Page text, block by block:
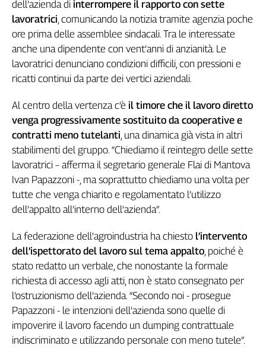
sangue
ragione
120
anni
Cgil
Academy
Collettiva
Rubriche
Collettiva
Talk
La
settimana
Collettiva
Girasoli
Economica
Tech
It
Easy
dell’azienda di interrompere il rapporto con sette
lavoratrici, comunicando la notizia tramite agenzia poche
ore prima delle assemblee sindacali. Tra le interessate
anche una dipendente con vent’anni di anzianità. Le
lavoratrici denunciano condizioni difficili, con pressioni e
ricatti continui da parte dei vertici aziendali.
Al centro della vertenza c’è il timore che il lavoro diretto
venga progressivamente sostituito da cooperative e
contratti meno tutelanti, una dinamica già vista in altri
stabilimenti del gruppo. “Chiediamo il reintegro delle sette
lavoratrici – afferma il segretario generale Flai di Mantova
Ivan Papazzoni -, ma soprattutto chiediamo una volta per
tutte che venga chiarito e regolamentato l’utilizzo
dell’appalto all’interno dell’azienda”.
La federazione dell’agroindustria ha chiesto l’intervento
dell’ispettorato del lavoro sul tema appalto, poiché è
stato redatto un verbale, che nonostante la formale
richiesta di accesso agli atti, non è stato consegnato per
l’ostruzionismo dell’azienda. “Secondo noi - prosegue
Papazzoni - le intenzioni dell’azienda sono quelle di
impoverire il lavoro facendo un dumping contrattuale
indiscriminato e utilizzando personale con meno tutele”.